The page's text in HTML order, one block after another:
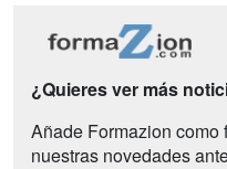
¿Quieres ver más
Añade Formazion como
nuestras novedades